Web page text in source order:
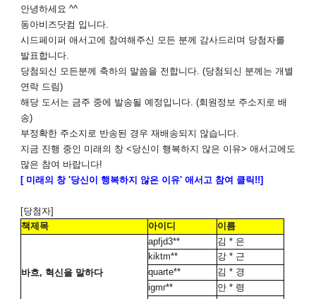
안녕하세요 ^^
동아비즈닷컴 입니다.
시드페이퍼 애서고에 참여해주신 모든 분께 감사드리며 당첨자를
발표합니다.
당첨되신 모든분께 축하의 말씀을 전합니다 . (당첨되신 분께는 개별
연락 드림)
해당 도서는 금주 중에 발송될 예정입니다 . (회원정보 주소지로 배
송)
부정확한 주소지로 반송된 경우 재배송되지 않습니다.
지금 진행 중인 미래의 창 <당신이 행복하지 않은 이유> 애서고에도
많은 참여 바랍니다!
[ 미래의 창 '당신이 행복하지 않은 이유' 애서고 참여 클릭!!]
[당첨자]
책제목
아이디 이름
바흐, 혁신을 말하다
apfjd3**
김 * 은
kiktm**
강 * 근
quarte**
김 * 경
igmr**
안 * 령